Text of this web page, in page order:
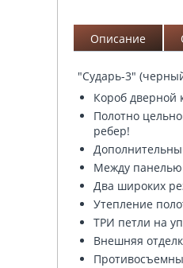
Описание
"Сударь-3"
Короб дверной
Полотно
ребер!
Между панелью
Два широких
Утепление
ТРИ петли на
Внешняя